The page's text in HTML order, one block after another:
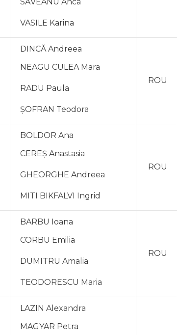
VASILE Karina
DINCĂ Andreea
NEAGU CULEA Mara
RADU Paula
ȘOFRAN Teodora
ROU
BOLDOR Ana
CEREȘ Anastasia
GHEORGHE Andreea
MITI BIKFALVI Ingrid
ROU
BARBU Ioana
CORBU Emilia
DUMITRU Amalia
TEODORESCU Maria
ROU
LAZIN Alexandra
MAGYAR Petra